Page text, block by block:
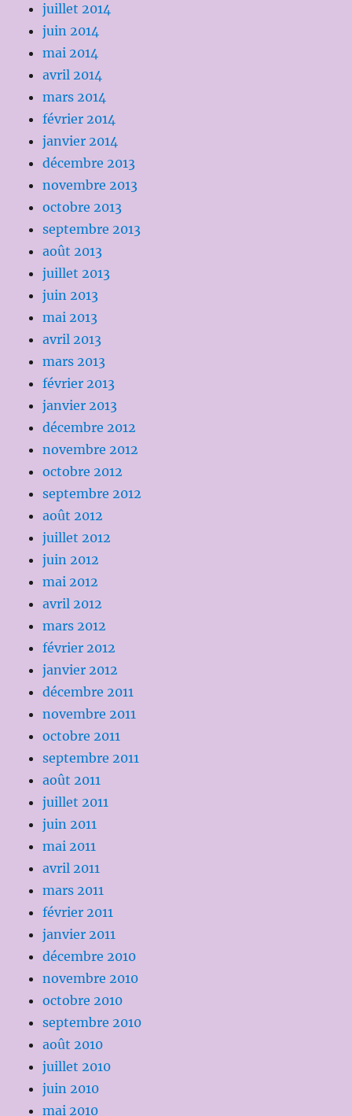
juillet 2014
juin 2014
mai 2014
avril 2014
mars 2014
février 2014
janvier 2014
décembre 2013
novembre 2013
octobre 2013
septembre 2013
août 2013
juillet 2013
juin 2013
mai 2013
avril 2013
mars 2013
février 2013
janvier 2013
décembre 2012
novembre 2012
octobre 2012
septembre 2012
août 2012
juillet 2012
juin 2012
mai 2012
avril 2012
mars 2012
février 2012
janvier 2012
décembre 2011
novembre 2011
octobre 2011
septembre 2011
août 2011
juillet 2011
juin 2011
mai 2011
avril 2011
mars 2011
février 2011
janvier 2011
décembre 2010
novembre 2010
octobre 2010
septembre 2010
août 2010
juillet 2010
juin 2010
mai 2010